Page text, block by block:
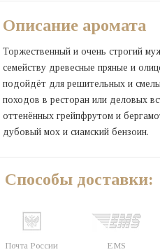
Описание аромата
Торжественный и очень строгий
семейству древесные пряные и
подойдёт для решительных и
походов в ресторан или деловых
оттенённых грейпфрутом и
дубовый мох и сиамский бензоин.
Способы доставки:
Почта России EMS